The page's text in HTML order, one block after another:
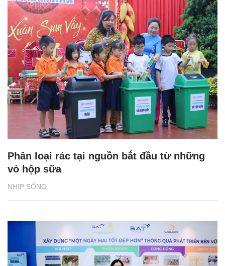
NHỊP SỐNG
Phân loại rác tại nguồn bắt đầu từ những
vỏ hộp sữa